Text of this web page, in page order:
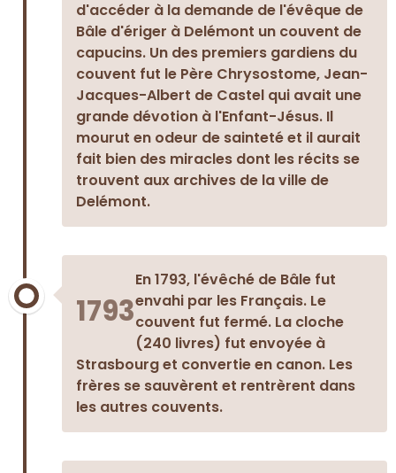
d'accéder à la demande de l'évêque de
Bâle d'ériger à Delémont un couvent de
capucins. Un des premiers gardiens du
couvent fut le Père Chrysostome, Jean-
Jacques-Albert de Castel qui avait une
grande dévotion à l'Enfant-Jésus. Il
mourut en odeur de sainteté et il aurait
fait bien des miracles dont les récits se
trouvent aux archives de la ville de
Delémont.
1793
En 1793, l'évêché de Bâle fut
envahi par les Français. Le
couvent fut fermé. La cloche
(240 livres) fut envoyée à
Strasbourg et convertie en canon. Les
frères se sauvèrent et rentrèrent dans
les autres couvents.